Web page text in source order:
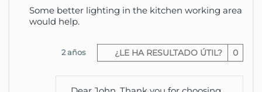
Some better lighting in the kitchen working area
would help.
¿LE HA RESULTADO ÚTIL? 0
2 años